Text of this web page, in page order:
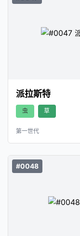
派拉斯特
虫 草
第一世代
#0048